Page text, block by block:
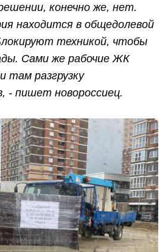
конечно же, нет.
находится в общедолевой
техникой, чтобы
Сами же рабочие ЖК
там разгрузку
- пишет новороссиец.